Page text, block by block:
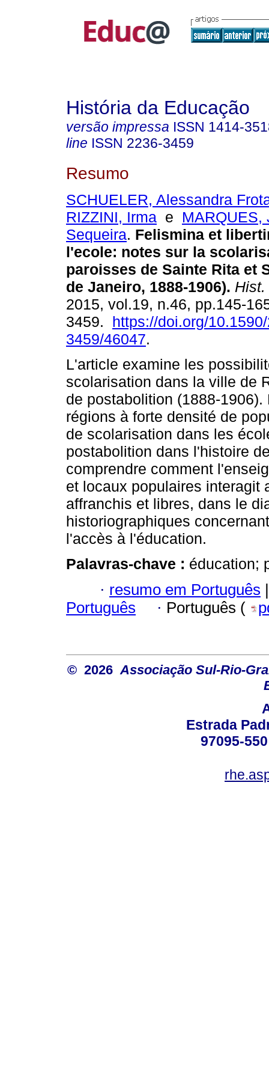
História da Educação
versão impressa ISSN 1414-
line ISSN 2236-3459
Resumo
SCHUELER, Alessandra
RIZZINI, Irma e MARQUES,
Sequeira. Felismina et
l'ecole: notes sur la
paroisses de Sainte Rita et
de Janeiro, 1888-1906).
2015, vol.19, n.46, pp.145-
3459. https://doi.org/
3459/46047.
L'article examine les
scolarisation dans la ville de
de postabolition (1888-
régions à forte densité de
de scolarisation dans les
postabolition dans l'histoire
comprendre comment
et locaux populaires interagit
affranchis et libres, dans le
historiographiques
l'accès à l'éducation.
Palavras-chave : éducation;
· resumo em Português |
Português
· Português (
© 2026 Associação Sul-Rio-
Estrada
97095-